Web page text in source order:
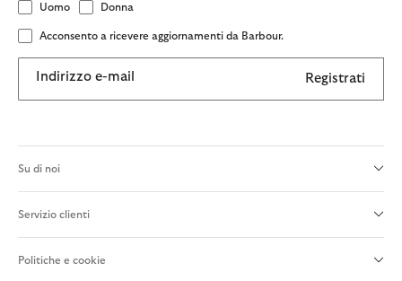
Uomo Donna
Acconsento a ricevere aggiornamenti da Barbour.
Indirizzo e-mail Registrati
Su di noi
Servizio clienti
Politiche e cookie